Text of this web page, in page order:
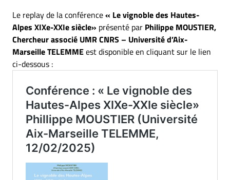
Le replay de la conférence« Le vignoble des Hautes-
Alpes XIXe-XXIe siècle» présenté par Philippe MOUSTIER,
Chercheur associé UMR CNRS – Université d’Aix-
Marseille TELEMMEest disponible en cliquant sur le lien
ci-dessous :